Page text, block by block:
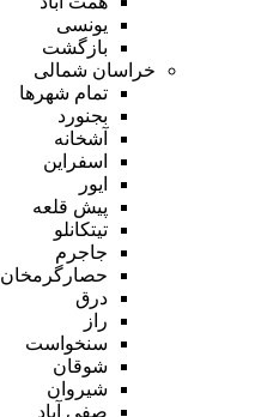
یونسی
بازگشت
خراسان شمالی
تمام شهر‌ها
بجنورد
آشخانه
اسفراین
ایور
پیش قلعه
تیتکانلو
جاجرم
حصارگرمخان
درق
راز
سنخواست
شوقان
شیروان
صفی آباد